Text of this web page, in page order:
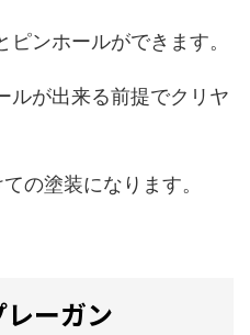
ンホールができます。
ルが出来る前提でクリヤ
の塗装になります。
ーガン